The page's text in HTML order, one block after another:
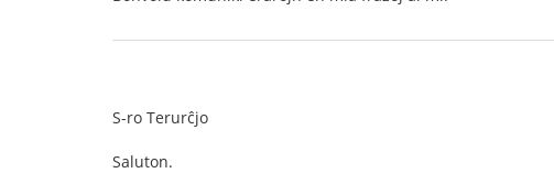
S-ro Terurĉjo
Saluton.